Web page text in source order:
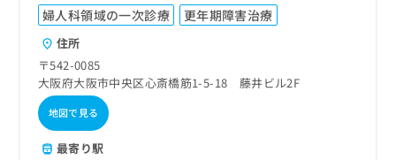
婦人科領域の一次診療 更年期障害治療
住所
〒542-0085
大阪府大阪市中央区心斎橋筋1-5-18 藤井ビル2F
地図で見る
最寄り駅